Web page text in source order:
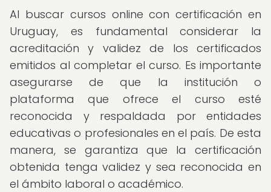
Al buscar cursos online con certificación en
Uruguay, es fundamental considerar la
acreditación y validez de los certificados
emitidos al completar el curso. Es importante
asegurarse de que la institución o
plataforma que ofrece el curso esté
reconocida y respaldada por entidades
educativas o profesionales en el país. De esta
manera, se garantiza que la certificación
obtenida tenga validez y sea reconocida en
el ámbito laboral o académico.